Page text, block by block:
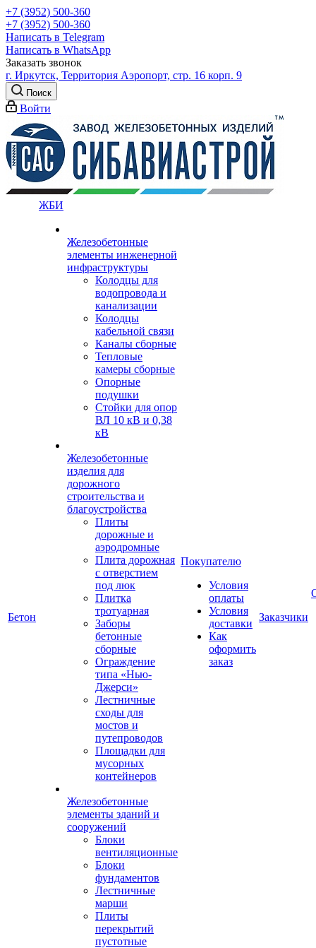
+7 (3952) 500-360
+7 (3952) 500-360
Написать в Telegram
Написать в WhatsApp
Заказать звонок
г. Иркутск, Территория Аэропорт, стр. 16 корп. 9
Поиск
Войти
Бетон
ЖБИ
Железобетонные
элементы инженерной
инфраструктуры
Колодцы для
водопровода и
канализации
Колодцы
кабельной связи
Каналы сборные
Тепловые
камеры сборные
Опорные
подушки
Стойки для опор
ВЛ 10 кВ и 0,38
кВ
Железобетонные
изделия для
дорожного
строительства и
благоустройства
Плиты
дорожные и
аэродромные
Плита дорожная
с отверстием
под люк
Плитка
тротуарная
Заборы
бетонные
сборные
Ограждение
типа «Нью-
Джерси»
Лестничные
сходы для
мостов и
путепроводов
Площадки для
мусорных
контейнеров
Железобетонные
элементы зданий и
сооружений
Блоки
вентиляционные
Блоки
фундаментов
Лестничные
марши
Плиты
перекрытий
пустотные
Покупателю
Условия
оплаты
Условия
доставки
Как
оформить
заказ
Заказчики